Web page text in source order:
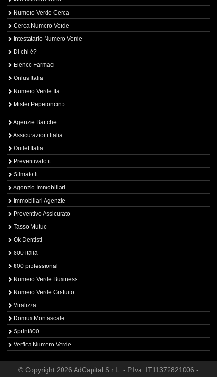
Numero Verde Cerca
Cerca Numero Verde
Intestatario Numero Verde
Di chi è?
Elenco Farmaci
Onlus Italia
Numero Verde Ita
Mister Peperoncino
Agenzie Banche
Assicurazioni Italia
Outlet Italia
Preventivato.it
Stimato.it
Agenzie Immobiliari
Immobiliari Agenzie
Preventivo Assicurato
Tasso Mutuo
Ok Dentisti
800 italia
800 professional
Numero Verde Business
Numero Verde Gratuito
Viralizza
Domus Montascale
Sprint800
Verfica Numero Verde
© Copyright 2026 AdCapital S.r.L. - P.Iva: IT11372821006 -